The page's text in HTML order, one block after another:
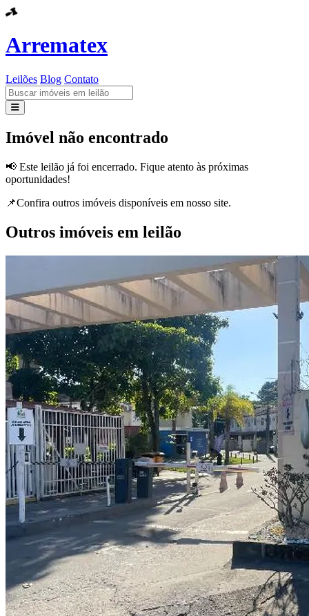
Arrematex
Leilões Blog Contato
Leilões
Imóvel não encontrado
📢 Este leilão já foi encerrado. Fique atento às próximas
oportunidades!
📌Confira outros imóveis disponíveis em nosso site.
Outros imóveis em leilão